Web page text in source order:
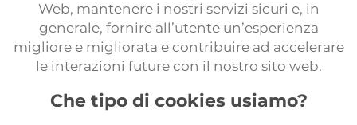
Web, mantenere i nostri servizi sicuri e, in
generale, fornire all’utente un’esperienza
migliore e migliorata e contribuire ad accelerare
le interazioni future con il nostro sito web.
Che tipo di cookies usiamo?